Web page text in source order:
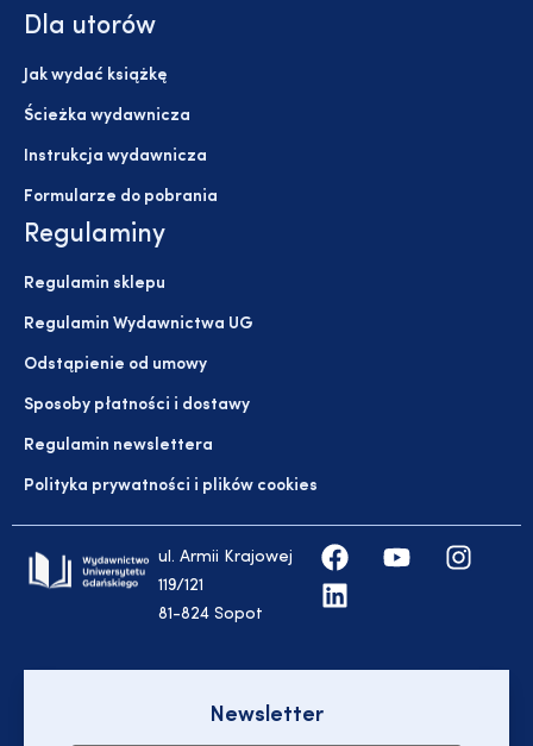
Dla utorów
Jak wydać książkę
Ścieżka wydawnicza
Instrukcja wydawnicza
Formularze do pobrania
Regulaminy
Regulamin sklepu
Regulamin Wydawnictwa UG
Odstąpienie od umowy
Sposoby płatności i dostawy
Regulamin newslettera
Polityka prywatności i plików cookies
ul. Armii Krajowej
119/121
81-824 Sopot
Newsletter